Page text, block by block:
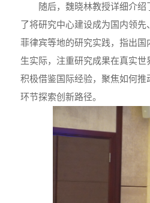
随后，魏晓林教授详细介
了将研究中心建设成为国内领
菲律宾等地的研究实践，指出
生实际，注重研究成果在真实
积极借鉴国际经验，聚焦如何
环节探索创新路径。